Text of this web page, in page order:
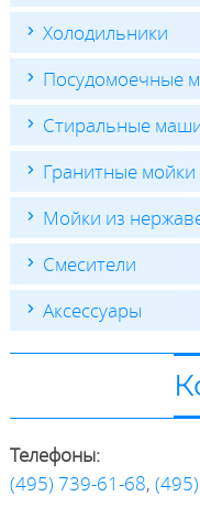
Холодильники
Посудомоечные
Стиральные
Гранитные мойки
Мойки из
Смесители
Аксессуары
Телефоны:
(495) 739-61-68,